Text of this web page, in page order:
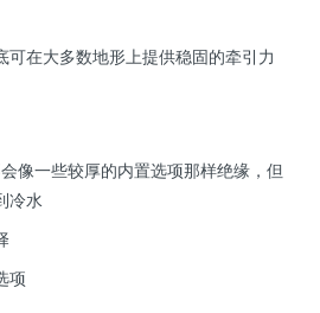
可在大多数地形上提供稳固的牵引力
像一些较厚的内置选项那样绝缘，但
冷水
项